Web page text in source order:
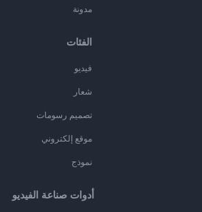
مدونة
الفئات
فيديو
شعار
تصميم رسومات
موقع إلكتروني
نموذج
أدوات صناعة الفيديو